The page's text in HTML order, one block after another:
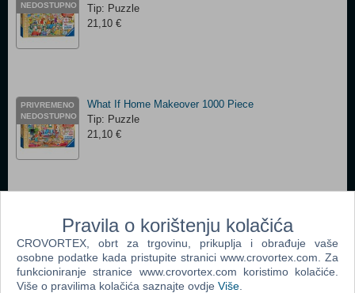
NEDOSTUPNO
Tip: Puzzle
21,10 €
PRIVREMENO
NEDOSTUPNO
What If Home Makeover 1000 Piece
Tip: Puzzle
21,10 €
NEDOSTUPNO
What If At The Vets 1000 Piece
Tip: Puzzle
21,10 €
Pravila o korištenju kolačića
CROVORTEX, obrt za trgovinu, prikuplja i obrađuje vaše
osobne podatke kada pristupite stranici www.crovortex.com. Za
funkcioniranje stranice www.crovortex.com koristimo kolačiće.
Više o pravilima kolačića saznajte ovdje Više